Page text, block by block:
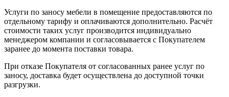
Услуги по заносу мебели в помещение предоставляются по
отдельному тарифу и оплачиваются дополнительно. Расчёт
стоимости таких услуг производится индивидуально
менеджером компании и согласовывается с Покупателем
заранее до момента поставки товара.
При отказе Покупателя от согласованных ранее услуг по
заносу, доставка будет осуществлена до доступной точки
разгрузки.